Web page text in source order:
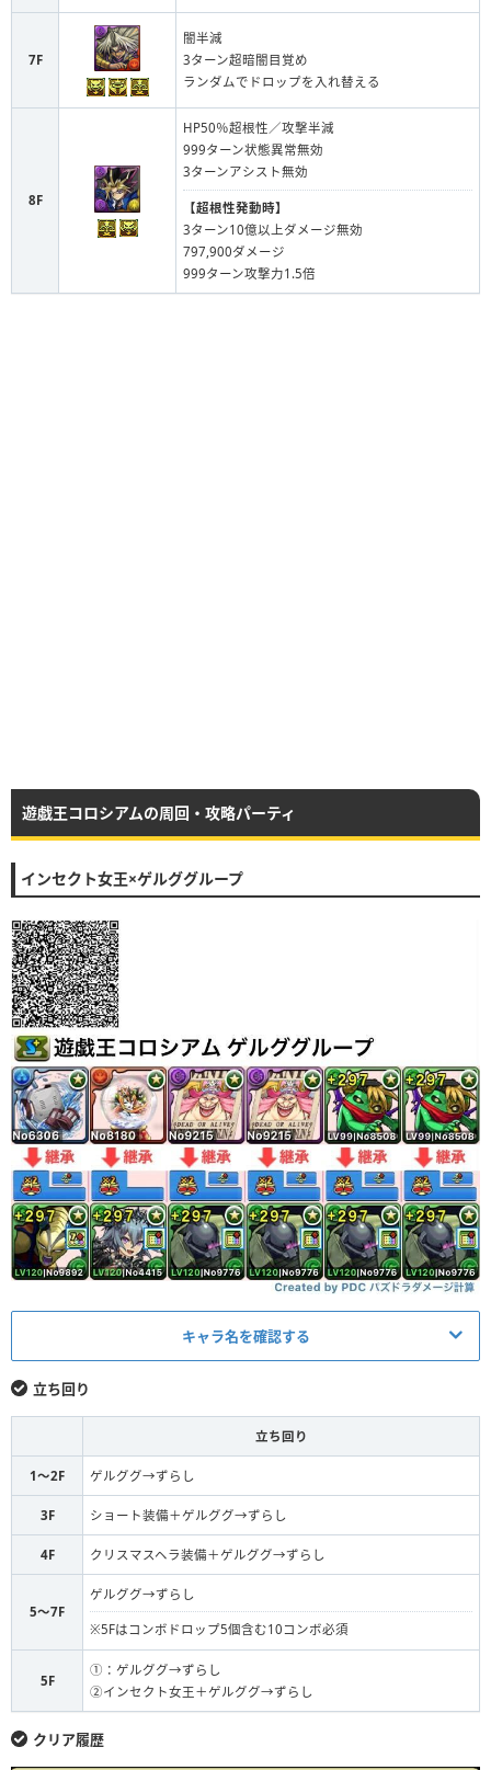
7F
闇半減
3ターン超暗闇目覚め
ランダムでドロップを入れ替える
8F
HP50％超根性／攻撃半減
999ターン状態異常無効
3ターンアシスト無効
【超根性発動時】
3ターン10億以上ダメージ無効
797,900ダメージ
999ターン攻撃力1.5倍
遊戯王コロシアムの周回・攻略パーティ
インセクト女王×ゲルググループ
キャラ名を確認する
L 究極インセクター羽蛾 轟焦凍装備
S 究極ゼラ
ゲルググ
ゲルググ ビッグマムの手配書
ゲルググ
F ゲルググ グリーンペインター
立ち回り
立ち回り
1〜2F ゲルググ→ずらし
3F ショート装備＋ゲルググ→ずらし
4F クリスマスヘラ装備＋ゲルググ→ずらし
5〜7F
ゲルググ→ずらし
※5Fはコンボドロップ5個含む10コンボ必須
5F
①：ゲルググ→ずらし
②インセクト女王＋ゲルググ→ずらし
クリア履歴